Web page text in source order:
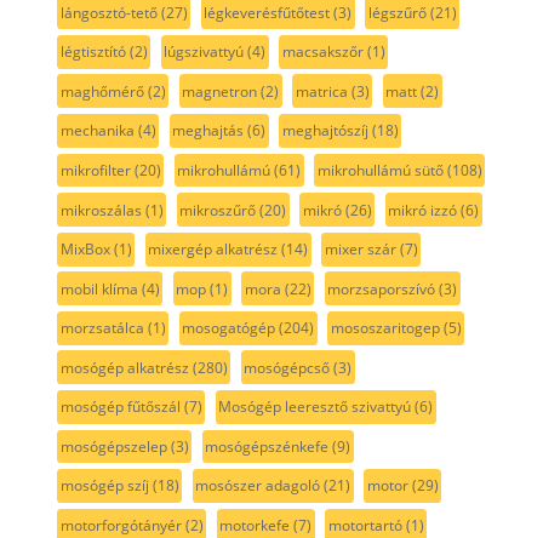
lángosztó-tető(27) légkeverésfűtőtest(3) légszűrő(21)
légtisztító(2) lúgszivattyú(4) macsakszőr(1)
maghőmérő(2) magnetron(2) matrica (3) matt(2)
mechanika (4) meghajtás (6) meghajtószíj (18)
mikrofilter(20) mikrohullámú(61) mikrohullámú sütő(108)
mikroszálas (1) mikroszűrő(20) mikró(26) mikró izzó(6)
MixBox(1) mixergép alkatrész (14) mixer szár(7)
mobil klíma (4) mop(1) mora (22) morzsaporszívó(3)
morzsatálca (1) mosogatógép(204) mososzaritogep(5)
mosógép alkatrész (280) mosógépcső(3)
mosógép fűtőszál (7) Mosógép leeresztő szivattyú(6)
mosógépszelep(3) mosógépszénkefe (9)
mosógép szíj (18) mosószer adagoló(21) motor(29)
motorforgótányér(2) motorkefe (7) motortartó(1)